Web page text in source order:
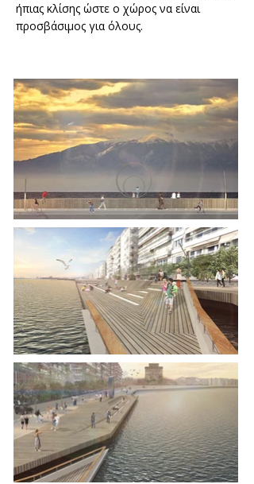
ήπιας κλίσης ώστε ο χώρος να είναι
προσβάσιμος για όλους.